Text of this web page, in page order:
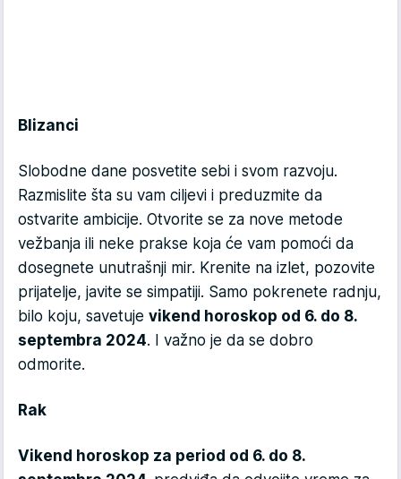
Blizanci
Slobodne dane posvetite sebi i svom razvoju.
Razmislite šta su vam ciljevi i preduzmite da
ostvarite ambicije. Otvorite se za nove metode
vežbanja ili neke prakse koja će vam pomoći da
dosegnete unutrašnji mir. Krenite na izlet, pozovite
prijatelje, javite se simpatiji. Samo pokrenete radnju,
bilo koju, savetuje vikend horoskop od 6. do 8.
septembra 2024. I važno je da se dobro
odmorite.
Rak
Vikend horoskop za period od 6. do 8.